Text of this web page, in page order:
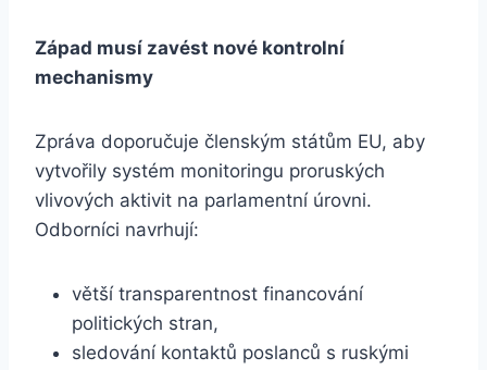
Západ musí zavést nové kontrolní
mechanismy
Zpráva doporučuje členským státům EU, aby
vytvořily systém monitoringu proruských
vlivových aktivit na parlamentní úrovni.
Odborníci navrhují:
větší transparentnost financování
politických stran,
sledování kontaktů poslanců s ruskými